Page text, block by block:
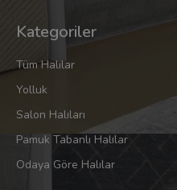
Kategoriler
Tüm Halılar
Yolluk
Salon Halıları
Pamuk Tabanlı Halılar
Odaya Göre Halılar